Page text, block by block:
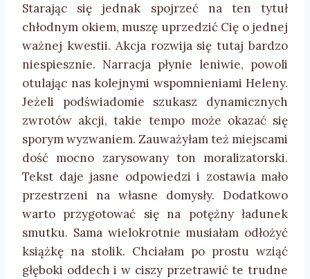
Starając się jednak spojrzeć na ten tytuł
chłodnym okiem, muszę uprzedzić Cię o jednej
ważnej kwestii. Akcja rozwija się tutaj bardzo
niespiesznie. Narracja płynie leniwie, powoli
otulając nas kolejnymi wspomnieniami Heleny.
Jeżeli podświadomie szukasz dynamicznych
zwrotów akcji, takie tempo może okazać się
sporym wyzwaniem. Zauważyłam też miejscami
dość mocno zarysowany ton moralizatorski.
Tekst daje jasne odpowiedzi i zostawia mało
przestrzeni na własne domysły. Dodatkowo
warto przygotować się na potężny ładunek
smutku. Sama wielokrotnie musiałam odłożyć
książkę na stolik. Chciałam po prostu wziąć
głęboki oddech i w ciszy przetrawić te trudne